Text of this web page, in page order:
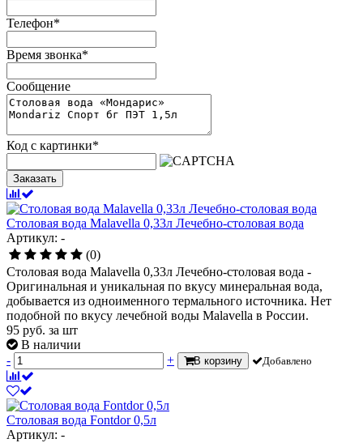
Телефон*
Время звонка*
Сообщение
Код с картинки*
Заказать
Столовая вода Malavella 0,33л Лечебно-столовая вода
Артикул: -
(0)
Столовая вода Malavella 0,33л Лечебно-столовая вода -
Оригинальная и уникальная по вкусу минеральная вода,
добывается из одноименного термального источника. Нет
подобной по вкусу лечебной воды Malavella в России.
95 руб. за шт
В наличии
-
+ В корзину Добавлено
Столовая вода Fontdor 0,5л
Артикул: -